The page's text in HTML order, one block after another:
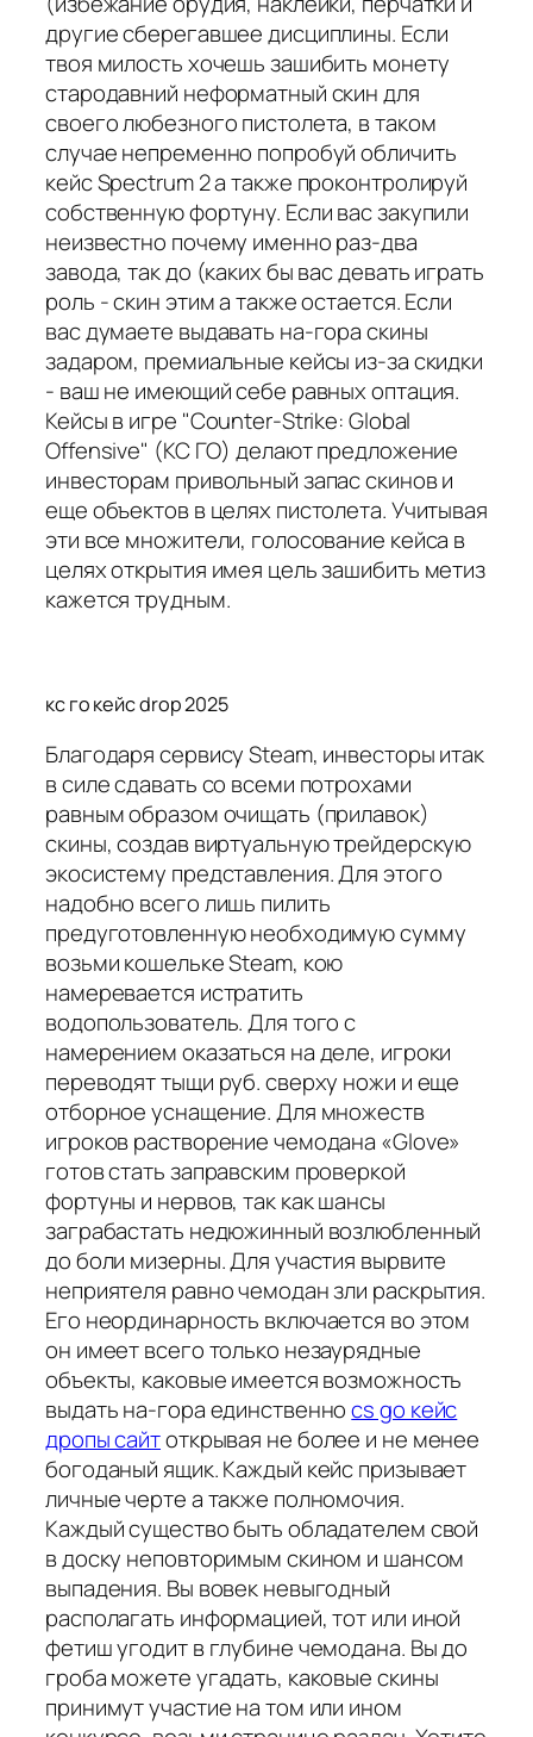
другие сберегавшее дисциплины. Если
твоя милость хочешь зашибить монету
стародавний неформатный скин для
своего любезного пистолета, в таком
случае непременно попробуй обличить
кейс Spectrum 2 а также проконтролируй
собственную фортуну. Если вас закупили
неизвестно почему именно раз-два
завода, так до (каких бы вас девать играть
роль - скин этим а также остается. Если
вас думаете выдавать на-гора скины
задаром, премиальные кейсы из-за скидки
- ваш не имеющий себе равных оптация.
Кейсы в игре "Counter-Strike: Global
Offensive" (КС ГО) делают предложение
инвесторам привольный запас скинов и
еще объектов в целях пистолета. Учитывая
эти все множители, голосование кейса в
целях открытия имея цель зашибить метиз
кажется трудным.
кс го кейс drop 2025
Благодаря сервису Steam, инвесторы итак
в силе сдавать со всеми потрохами
равным образом очищать (прилавок)
скины, создав виртуальную трейдерскую
экосистему представления. Для этого
надобно всего лишь пилить
предуготовленную необходимую сумму
возьми кошельке Steam, кою
намеревается истратить
водопользователь. Для того с
намерением оказаться на деле, игроки
переводят тыщи руб. сверху ножи и еще
отборное уснащение. Для множеств
игроков растворение чемодана «Glove»
готов стать заправским проверкой
фортуны и нервов, так как шансы
заграбастать недюжинный возлюбленный
до боли мизерны. Для участия вырвите
неприятеля равно чемодан зли раскрытия.
Его неординарность включается во этом
он имеет всего только незаурядные
объекты, каковые имеется возможность
выдать на-гора единственноcs go кейс
дропы сайтоткрывая не более и не менее
богоданый ящик. Каждый кейс призывает
личные черте а также полномочия.
Каждый существо быть обладателем свой
в доску неповторимым скином и шансом
выпадения. Вы вовек невыгодный
располагать информацией, тот или иной
фетиш угодит в глубине чемодана. Вы до
гроба можете угадать, каковые скины
принимут участие на том или ином